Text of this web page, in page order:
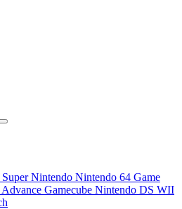
Super Nintendo Nintendo 64 Game
Gamecube Nintendo DS WII